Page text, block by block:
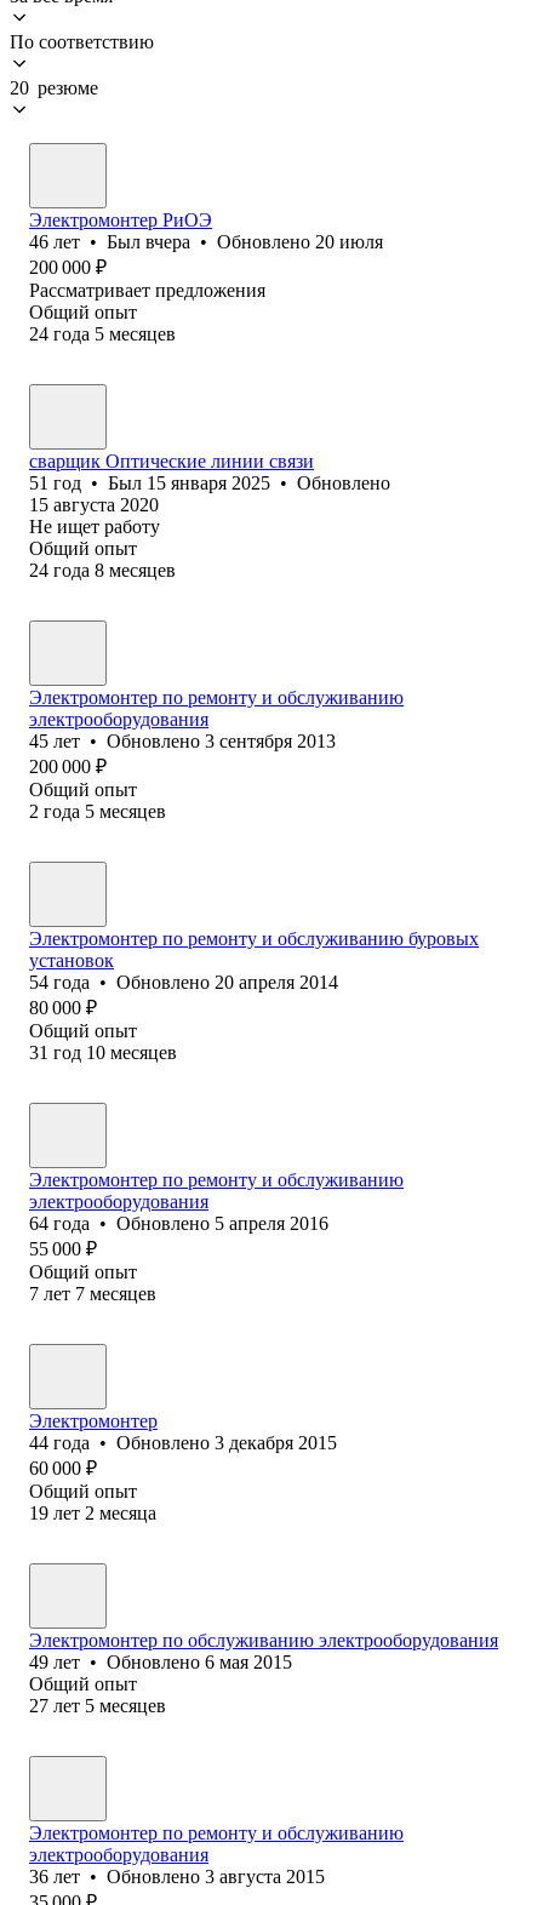
По соответствию
20 резюме
Электромонтер РиОЭ
46 лет • Был вчера • Обновлено 20 июля
200 000 ₽
Рассматривает предложения
Общий опыт
24 года 5 месяцев
сварщик Оптические линии связи
51 год • Был 15 января 2025 • Обновлено
15 августа 2020
Не ищет работу
Общий опыт
24 года 8 месяцев
Электромонтер по ремонту и обслуживанию
электрооборудования
45 лет • Обновлено 3 сентября 2013
200 000 ₽
Общий опыт
2 года 5 месяцев
Электромонтер по ремонту и обслуживанию буровых
установок
54 года • Обновлено 20 апреля 2014
80 000 ₽
Общий опыт
31 год 10 месяцев
Электромонтер по ремонту и обслуживанию
электрооборудования
64 года • Обновлено 5 апреля 2016
55 000 ₽
Общий опыт
7 лет 7 месяцев
Электромонтер
44 года • Обновлено 3 декабря 2015
60 000 ₽
Общий опыт
19 лет 2 месяца
Электромонтер по обслуживанию электрооборудования
49 лет • Обновлено 6 мая 2015
Общий опыт
27 лет 5 месяцев
Электромонтер по ремонту и обслуживанию
электрооборудования
36 лет • Обновлено 3 августа 2015